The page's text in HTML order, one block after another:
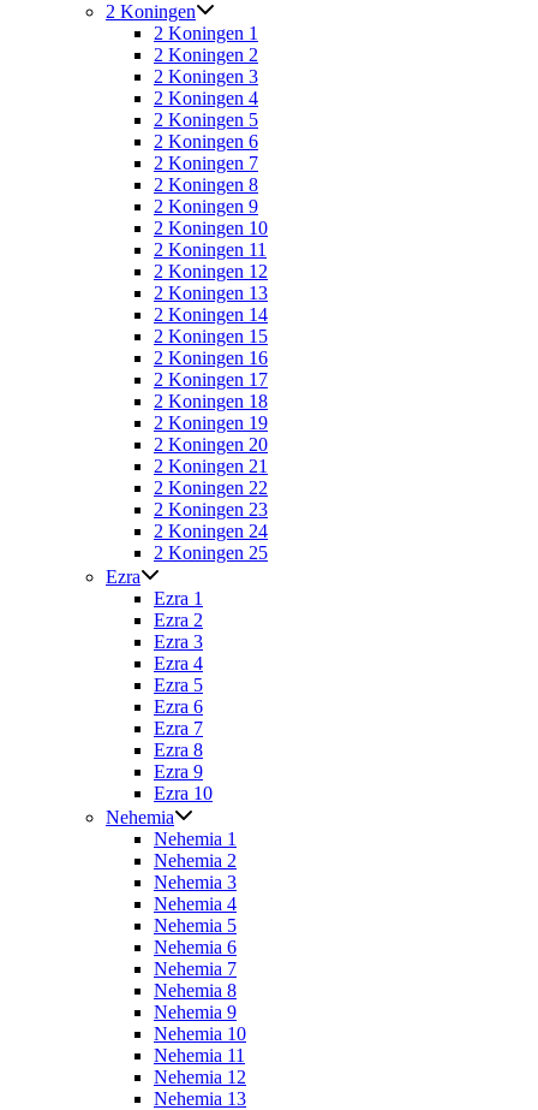
2 Koningen
2 Koningen 1
2 Koningen 2
2 Koningen 3
2 Koningen 4
2 Koningen 5
2 Koningen 6
2 Koningen 7
2 Koningen 8
2 Koningen 9
2 Koningen 10
2 Koningen 11
2 Koningen 12
2 Koningen 13
2 Koningen 14
2 Koningen 15
2 Koningen 16
2 Koningen 17
2 Koningen 18
2 Koningen 19
2 Koningen 20
2 Koningen 21
2 Koningen 22
2 Koningen 23
2 Koningen 24
2 Koningen 25
Ezra
Ezra 1
Ezra 2
Ezra 3
Ezra 4
Ezra 5
Ezra 6
Ezra 7
Ezra 8
Ezra 9
Ezra 10
Nehemia
Nehemia 1
Nehemia 2
Nehemia 3
Nehemia 4
Nehemia 5
Nehemia 6
Nehemia 7
Nehemia 8
Nehemia 9
Nehemia 10
Nehemia 11
Nehemia 12
Nehemia 13